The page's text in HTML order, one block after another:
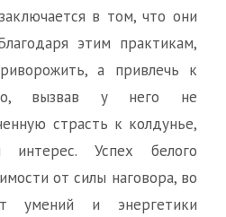
в том, что они
этим практикам,
а привлечь к
вызвав у него не
страсть к колдунье,
Успех белого
от силы наговора, во
умений и энергетики